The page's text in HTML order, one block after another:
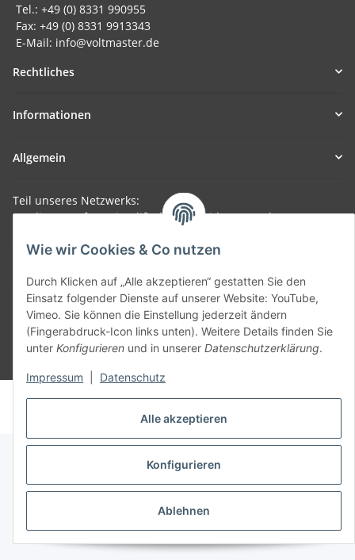
Alle akzeptieren
Konfigurieren
Ablehnen
Wie wir Cookies & Co nutzen
Durch Klicken auf „Alle akzeptieren“ gestatten Sie den
Einsatz folgender Dienste auf unserer Website: YouTube,
Vimeo. Sie können die Einstellung jederzeit ändern
(Fingerabdruck-Icon links unten). Weitere Details finden Sie
unter Konfigurieren und in unserer Datenschutzerklärung.
Impressum Datenschutz
Tel.: +49 (0) 8331 990955
Fax: +49 (0) 8331 9913343
E-Mail: info@voltmaster.de
Rechtliches
Informationen
Allgemein
Teil unseres Netzwerks:
SmoliTec - Safety. Simplified. Worldwide. ( B2B Shop )
© voltmaster.de
Powered byJTL-Shop